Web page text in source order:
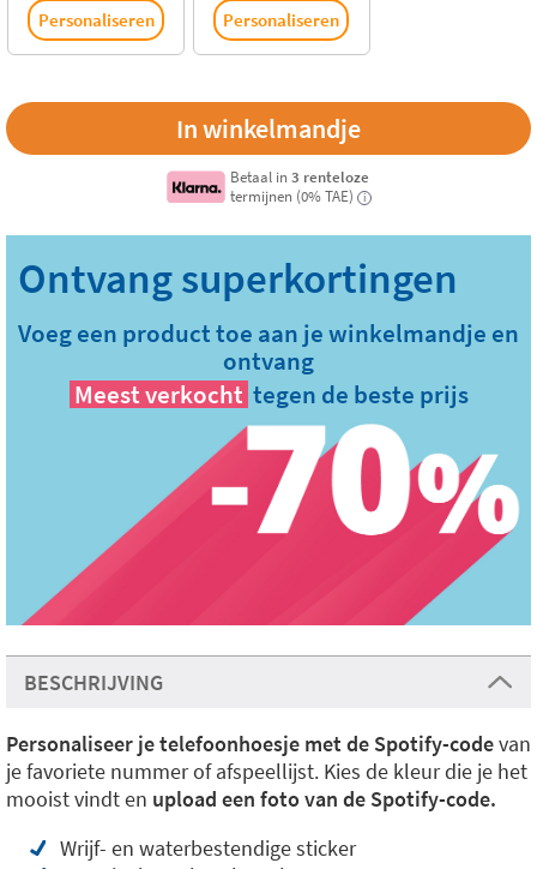
Personaliseren Personaliseren
Betaal in3 renteloze
termijnen (0% TAE)
i
Voeg een product toe aan je winkelmandje en
ontvang
Meest verkocht tegen de beste prijs
BESCHRIJVING
Personaliseer je telefoonhoesje met de Spotify-codevan
je favoriete nummer of afspeellijst. Kies de kleur die je het
mooist vindt en upload een foto van de Spotify-code.
Wrijf- en waterbestendige sticker